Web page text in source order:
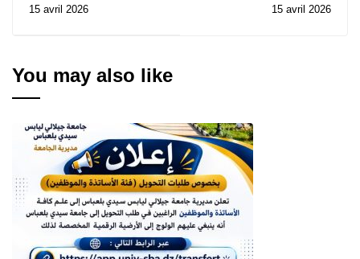
Avis d’Attribution
15 avril 2026
d'informatique : samedi
15 avril 2026
You may also like